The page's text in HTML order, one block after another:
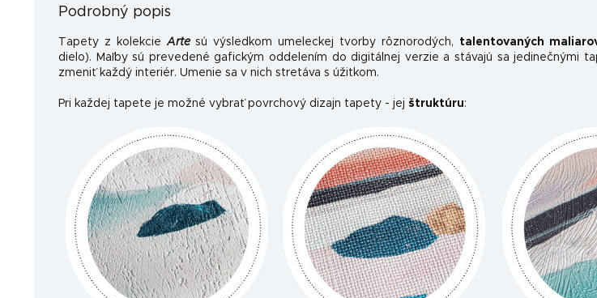
Podrobný popis
Tapety z kolekcieArtesú výsledkom umeleckej tvorby rôznorodých, talentovaných
dielo). Maľby sú prevedené gafickým oddelením do digitálnej verzie a stávajú sa jedinečnými
zmeniť každý interiér. Umenie sa v nich stretáva s úžitkom.
Pri každej tapete je možné vybrať povrchový dizajn tapety - jej štruktúru: